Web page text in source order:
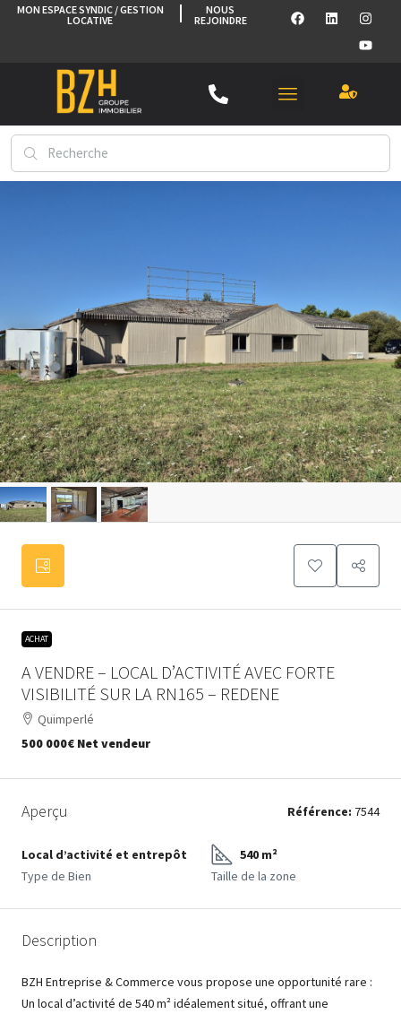
MON ESPACE SYNDIC / GESTION
LOCATIVE
NOUS
REJOINDRE
ACHAT
A VENDRE – LOCAL D’ACTIVITÉ AVEC FORTE
VISIBILITÉ SUR LA RN165 – REDENE
Quimperlé
500 000€ Net vendeur
Aperçu Référence: 7544
Local d’activité et entrepôt
Type de Bien
540 m²
Taille de la zone
Description
BZH Entreprise & Commerce vous propose une opportunité rare :
Un local d’activité de 540 m² idéalement situé, offrant une